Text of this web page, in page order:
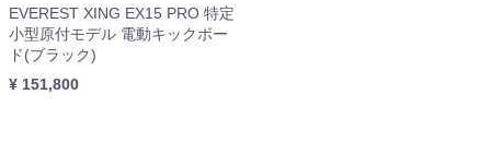
EVEREST XING EX15 PRO 特定
小型原付モデル 電動キックボー
ド(ブラック)
¥ 151,800